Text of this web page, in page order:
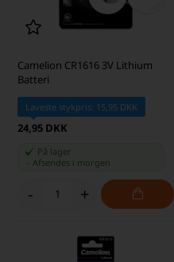
Camelion CR1616 3V Lithium
Batteri
Laveste stykpris: 15,95 DKK
24,95 DKK
På lager
Afsendes i morgen
- +